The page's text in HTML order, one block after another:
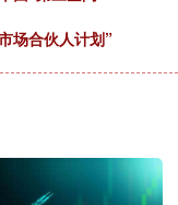
场合伙人计划”